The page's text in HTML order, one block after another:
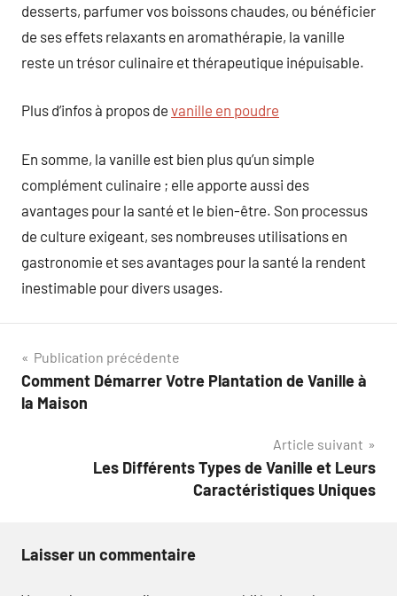
desserts, parfumer vos boissons chaudes, ou bénéficier
de ses effets relaxants en aromathérapie, la vanille
reste un trésor culinaire et thérapeutique inépuisable.
Plus d’infos à propos de vanille en poudre
En somme, la vanille est bien plus qu’un simple
complément culinaire ; elle apporte aussi des
avantages pour la santé et le bien-être. Son processus
de culture exigeant, ses nombreuses utilisations en
gastronomie et ses avantages pour la santé la rendent
inestimable pour divers usages.
Navigation
de
Publication précédente
Comment Démarrer Votre Plantation de Vanille à
la Maison
Article suivant
Les Différents Types de Vanille et Leurs
Caractéristiques Uniques
Laisser un commentaire